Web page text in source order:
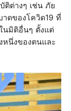
ต่างๆ เช่น ภัย
ดของโควิด19 ที่
นมิติอื่นๆ ตั้งแต่
หนึ่งของตนและ